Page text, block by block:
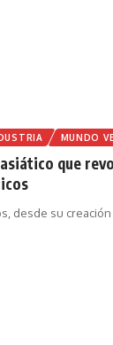
MUNDO
que
desde su